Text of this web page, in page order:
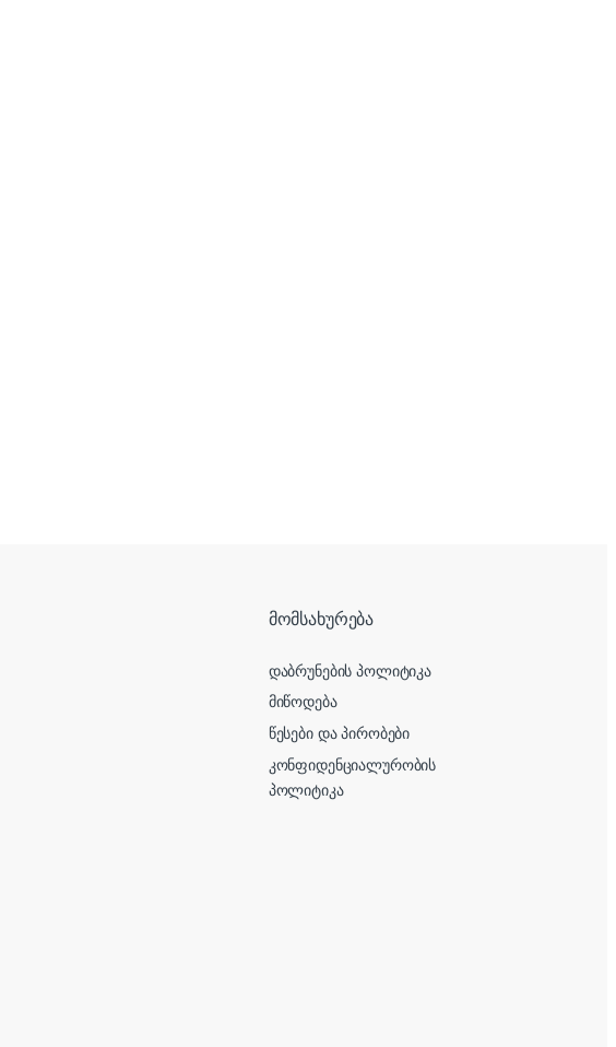
მომსახურება
დაბრუნების პოლიტიკა
მიწოდება
წესები და პირობები
კონფიდენციალურობის
პოლიტიკა